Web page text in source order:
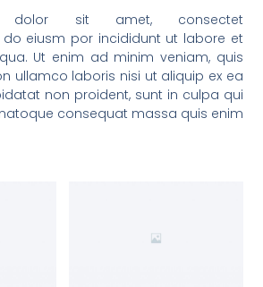
dolor sit amet, consectet
do eiusm por incididunt ut labore et
Ut enim ad minim veniam, quis
ullamco laboris nisi ut aliquip ex ea
non proident, sunt in culpa qui
consequat massa quis enim.